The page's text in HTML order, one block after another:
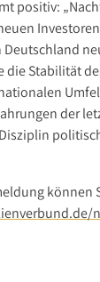
positiv:
Stabilität
der
können